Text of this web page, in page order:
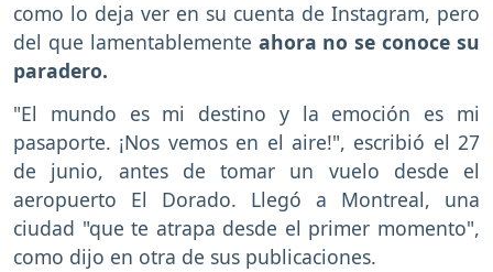
como lo deja ver en su cuenta de Instagram, pero
del que lamentablemente ahora no se conoce su
paradero.
"El mundo es mi destino y la emoción es mi
pasaporte. ¡Nos vemos en el aire!", escribió el 27
de junio, antes de tomar un vuelo desde el
aeropuerto El Dorado. Llegó a Montreal, una
ciudad "que te atrapa desde el primer momento",
como dijo en otra de sus publicaciones.